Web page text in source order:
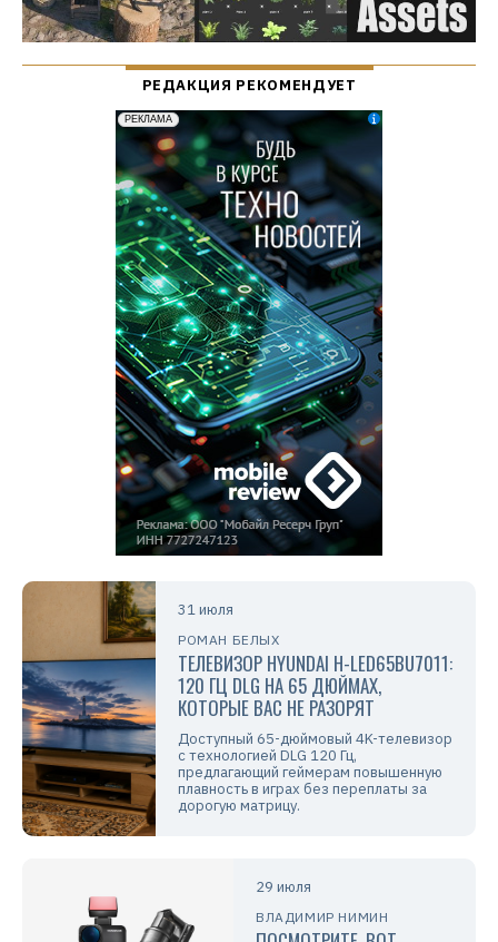
31 июля
РОМАН БЕЛЫХ
ТЕЛЕВИЗОР HYUNDAI H-LED65BU7011:
120 ГЦ DLG НА 65 ДЮЙМАХ,
КОТОРЫЕ ВАС НЕ РАЗОРЯТ
Доступный 65-дюймовый 4K-телевизор
с технологией DLG 120 Гц,
предлагающий геймерам повышенную
плавность в играх без переплаты за
дорогую матрицу.
29 июля
ВЛАДИМИР НИМИН